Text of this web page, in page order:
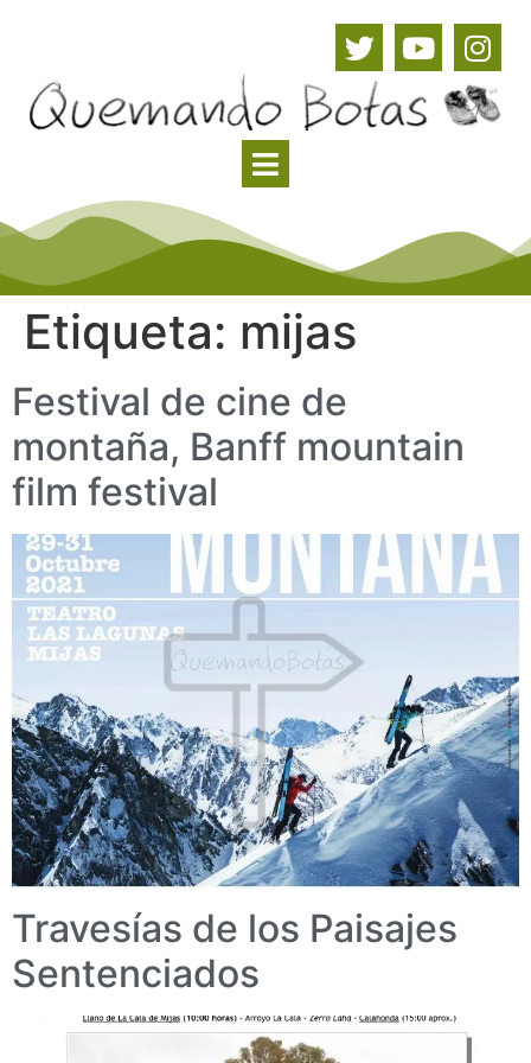
Etiqueta: mijas
Festival de cine de
montaña, Banff mountain
film festival
Travesías de los Paisajes
Sentenciados